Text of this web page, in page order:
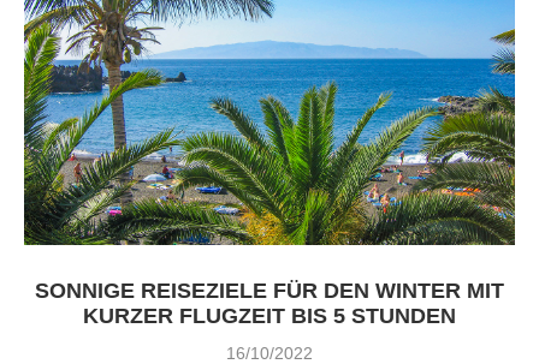
SONNIGE REISEZIELE FÜR DEN WINTER MIT
KURZER FLUGZEIT BIS 5 STUNDEN
16/10/2022